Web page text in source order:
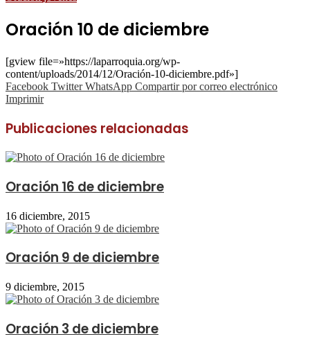
Oración 10 de diciembre
[gview file=»https://laparroquia.org/wp-
content/uploads/2014/12/Oración-10-diciembre.pdf»]
Facebook Twitter WhatsApp Compartir por correo electrónico
Imprimir
Publicaciones relacionadas
Oración 16 de diciembre
16 diciembre, 2015
Oración 9 de diciembre
9 diciembre, 2015
Oración 3 de diciembre